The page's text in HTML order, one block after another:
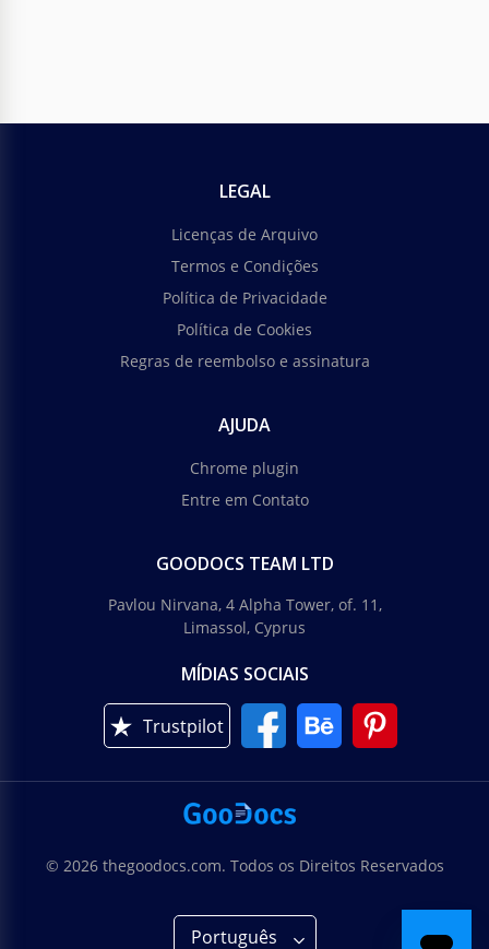
LEGAL
Licenças de Arquivo
Termos e Condições
Política de Privacidade
Política de Cookies
Regras de reembolso e assinatura
AJUDA
Chrome plugin
Entre em Contato
GOODOCS TEAM LTD
Pavlou Nirvana, 4 Alpha Tower, of. 11,
Limassol, Cyprus
MÍDIAS SOCIAIS
Trustpilot
© 2026 thegoodocs.com. Todos os Direitos Reservados
Português